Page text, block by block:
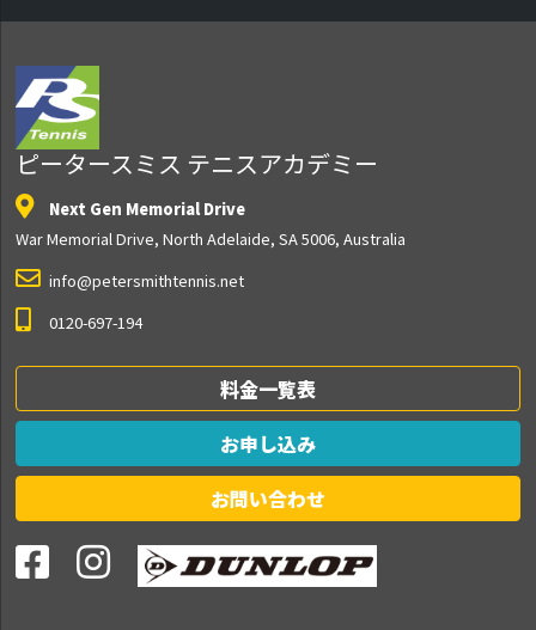
ピータースミス テニスアカデミー
Next Gen Memorial Drive
War Memorial Drive, North Adelaide, SA 5006, Australia
info@petersmithtennis.net
0120-697-194
料金一覧表
お申し込み
お問い合わせ